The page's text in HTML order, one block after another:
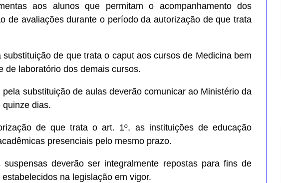
aos alunos que permitam o acompanhamento dos
de avaliações durante o período da autorização de que trata
de que trata o caput aos cursos de Medicina bem
de laboratório dos demais cursos.
substituição de aulas deverão comunicar ao Ministério da
dias.
de que trata o art. 1º, as instituições de educação
presenciais pelo mesmo prazo.
deverão ser integralmente repostas para fins de
na legislação em vigor.